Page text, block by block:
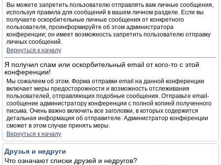
Вы можете запретить пользователю отправлять вам личные сообщения,
используя правила для сообщений в вашем личном разделе. Если вы
получаете оскорбительные личные сообщения от конкретного
пользователя, проинформируйте об этом администратора
конференции; он имеет возможность запретить пользователю отправку
личных сообщений.
Вернуться к началу
Я получил спам или оскорбительный email от кого-то с этой
конференции!
Мы сожалеем об этом. Форма отправки email на данной конференции
включает меры предосторожности и возможность отслеживания
пользователей, отправляющих подобные сообщения. Отправьте email-
сообщение администратору конференции с полной копией полученного
письма. Очень важно включить все заголовки, в которых содержится
детальная информация об отправителе. Администратор конференции
сможет в этом случае принять меры.
Вернуться к началу
Друзья и недруги
Что означают списки друзей и недругов?